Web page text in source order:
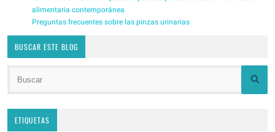
alimentaria contemporánea
Preguntas frecuentes sobre las pinzas urinarias
BUSCAR ESTE BLOG
ETIQUETAS